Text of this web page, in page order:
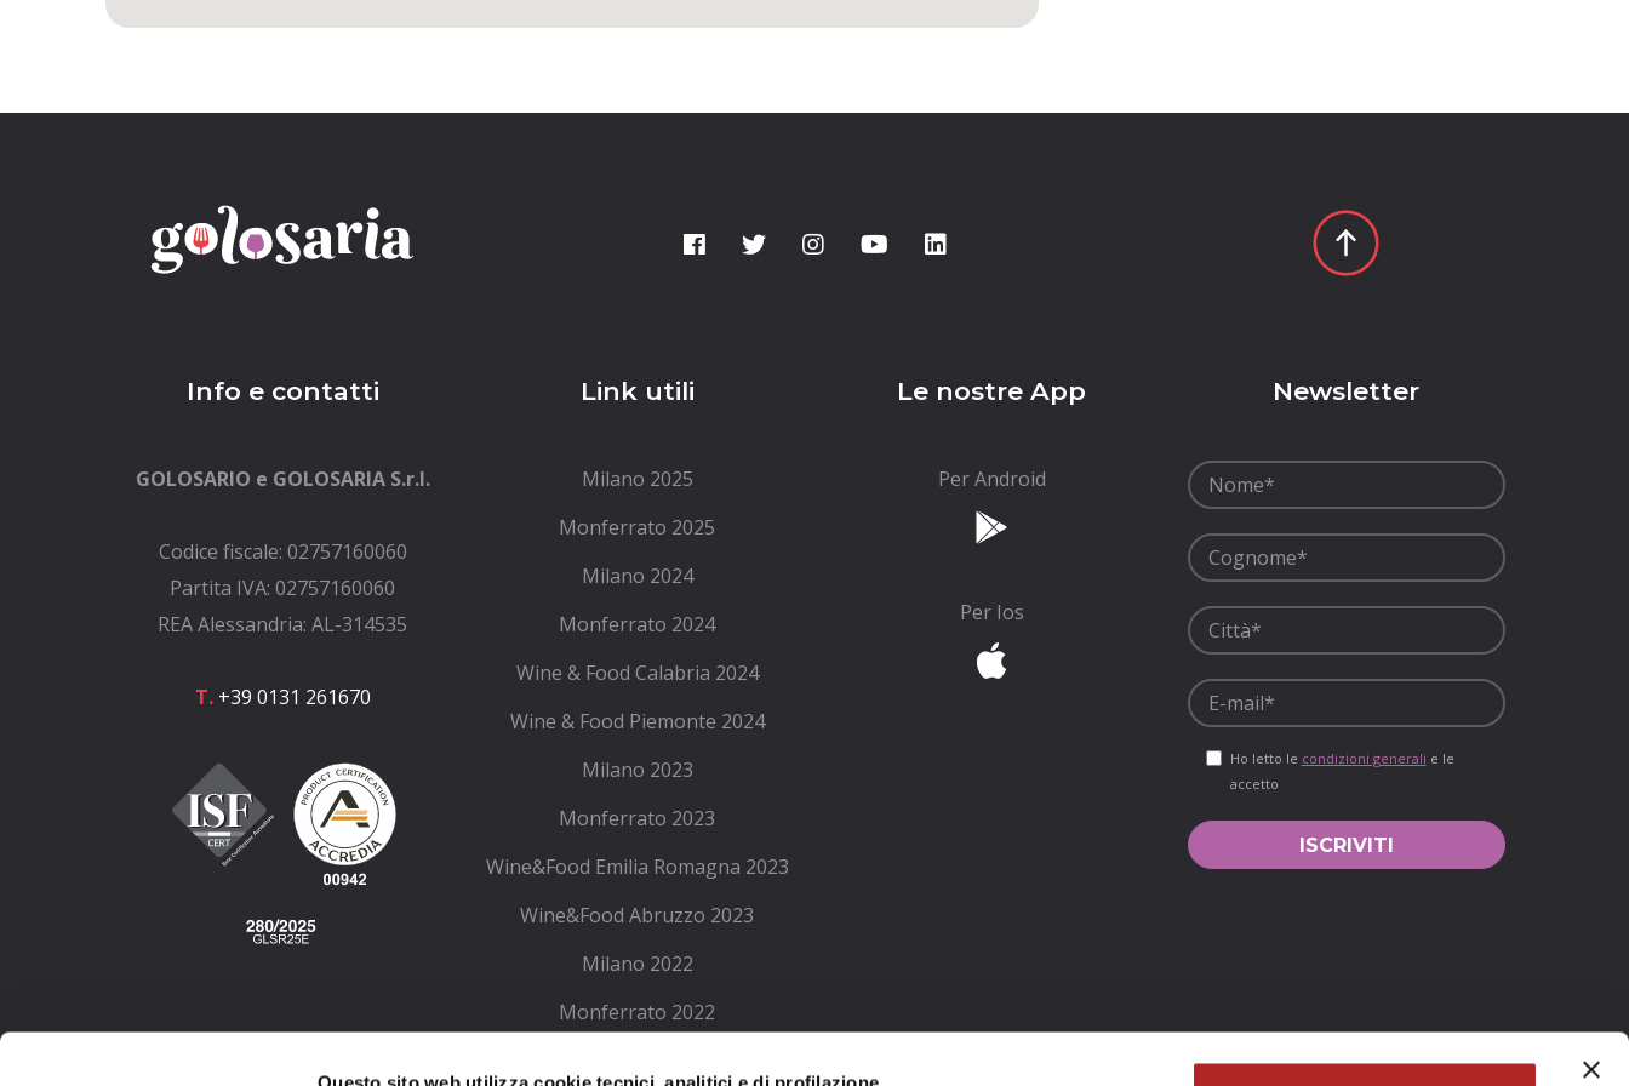
Info e contatti
GOLOSARIO e GOLOSARIA S.r.l.
Codice fiscale: 02757160060
Partita IVA: 02757160060
REA Alessandria: AL-314535
T.+39 0131 261670
Link utili
Milano 2025
Monferrato 2025
Milano 2024
Monferrato 2024
Wine & Food Calabria 2024
Wine & Food Piemonte 2024
Milano 2023
Monferrato 2023
Wine&Food Emilia Romagna 2023
Wine&Food Abruzzo 2023
Milano 2022
Monferrato 2022
Le nostre App
Per Android
Per Ios
Newsletter
Ho letto le condizioni generali e le
accetto